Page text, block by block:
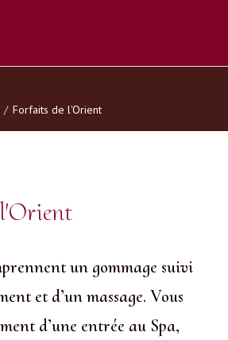
/ Forfaits de l'Orient
un gommage suivi
et d’un massage. Vous
d’une entrée au Spa,